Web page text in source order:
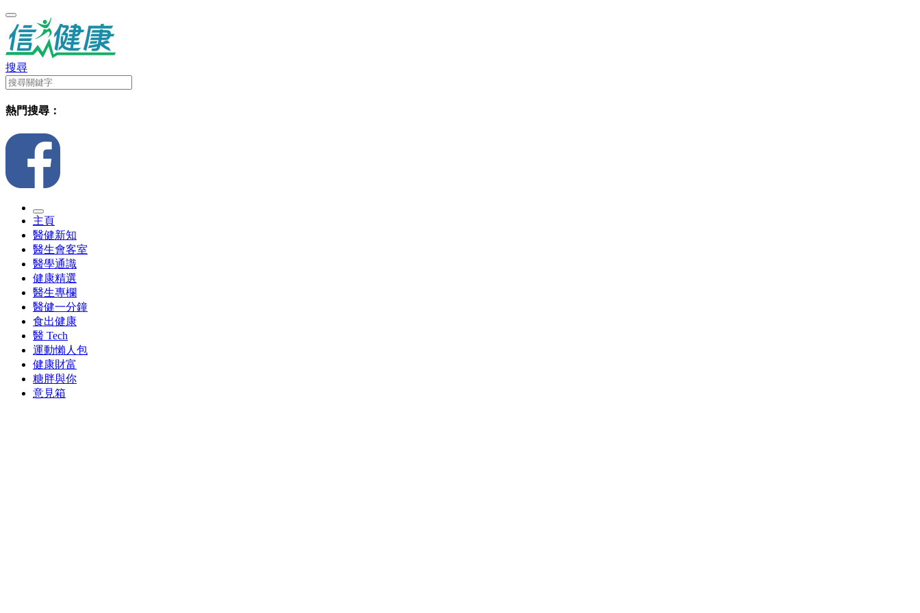
搜尋
熱門搜尋：
主頁
醫健新知
醫生會客室
醫學通識
健康精選
醫生專欄
醫健一分鐘
食出健康
醫 Tech
運動懶人包
健康財富
糖胖與你
意見箱